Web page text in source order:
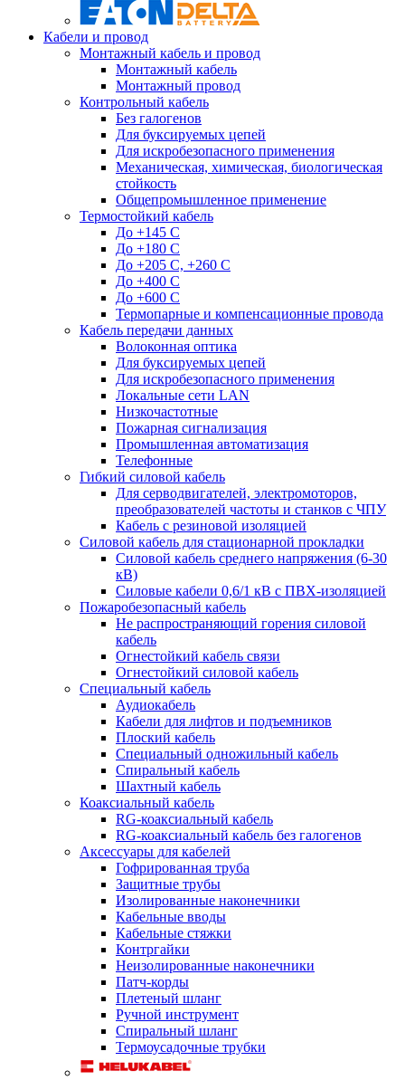
Кабели и провод
Монтажный кабель и провод
Монтажный кабель
Монтажный провод
Контрольный кабель
Без галогенов
Для буксируемых цепей
Для искробезопасного применения
Механическая, химическая, биологическая
стойкость
Общепромышленное применение
Термостойкий кабель
До +145 С
До +180 C
До +205 С, +260 С
До +400 C
До +600 С
Термопарные и компенсационные провода
Кабель передачи данных
Волоконная оптика
Для буксируемых цепей
Для искробезопасного применения
Локальные сети LAN
Низкочастотные
Пожарная сигнализация
Промышленная автоматизация
Телефонные
Гибкий силовой кабель
Для серводвигателей, электромоторов,
преобразователей частоты и станков с ЧПУ
Кабель с резиновой изоляцией
Силовой кабель для стационарной прокладки
Силовой кабель среднего напряжения (6-30
кВ)
Силовые кабели 0,6/1 кВ с ПВХ-изоляцией
Пожаробезопасный кабель
Не распространяющий горения силовой
кабель
Огнестойкий кабель связи
Огнестойкий силовой кабель
Специальный кабель
Аудиокабель
Кабели для лифтов и подъемников
Плоский кабель
Специальный одножильный кабель
Спиральный кабель
Шахтный кабель
Коаксиальный кабель
RG-коаксиальный кабель
RG-коаксиальный кабель без галогенов
Аксессуары для кабелей
Гофрированная труба
Защитные трубы
Изолированные наконечники
Кабельные вводы
Кабельные стяжки
Контргайки
Неизолированные наконечники
Патч-корды
Плетеный шланг
Ручной инструмент
Спиральный шланг
Термоусадочные трубки